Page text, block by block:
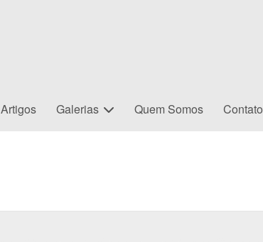
Artigos Galerias Quem Somos Contato